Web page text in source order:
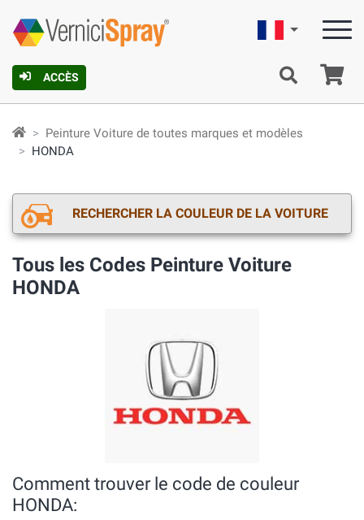
ACCÈS
Française
Peinture Voiture de toutes marques et modèles
HONDA
RECHERCHER LA COULEUR DE LA VOITURE
Tous les Codes Peinture Voiture
HONDA
Comment trouver le code de couleur
HONDA: